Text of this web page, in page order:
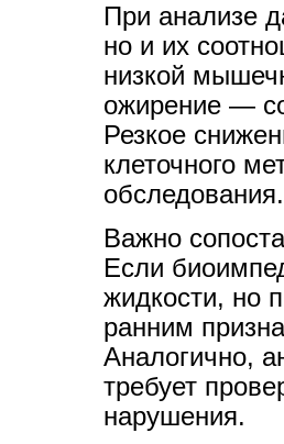
При анализе
но и их
низкой
ожирение —
Резкое
клеточного
обследования.
Важно
Если
жидкости, но
ранним
Аналогично,
требует
нарушения.